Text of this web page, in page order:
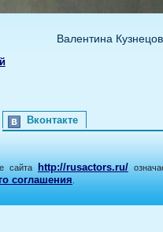
Валентина
Вконтакте
сайта http://rusactors.ru/
соглашения